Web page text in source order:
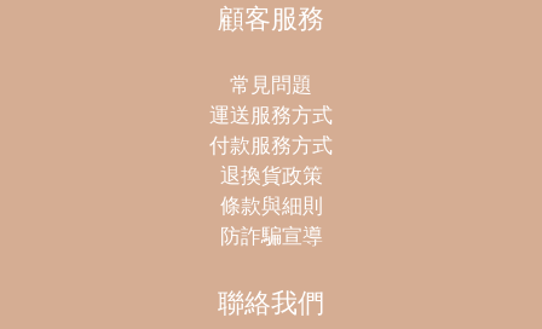
顧客服務
常見問題
運送服務方式
付款服務方式
退換貨政策
條款與細則
防詐騙宣導
聯絡我們